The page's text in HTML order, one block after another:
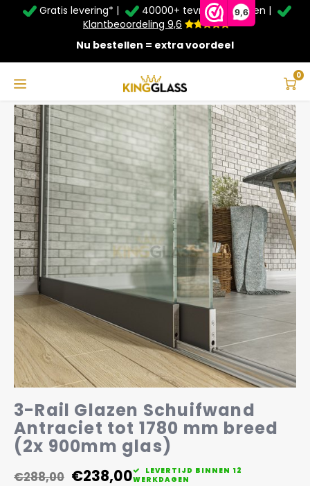
9,6
Service & Contact
Contact
Bezorging
Afhalen
Montage
Betaalmethoden
Garantie
Veelgestelde vragen
Taal
Nederlands
Deutsch
Gratis levering* |
40000+ tevreden klanten |
Klantbeoordeling 9,6
Nu bestellen = extra voordeel
0
Zomer Deals: Tot 20% kortingop schuifwanden en
veranda's +€20extra kassa korting*
3-Rail Glazen Schuifwand Antraciet tot 1780 mm breed (2x 900mm glas)
3-Rail Glazen Schuifwand
Antraciet tot 1780 mm breed
(2x 900mm glas)
€288,00 €238,00
LEVERTIJD BINNEN 12
WERKDAGEN